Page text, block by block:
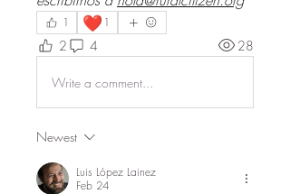
1 ❤️ 1
2 4 28
Write a comment...
Newest
Luis López Lainez
Feb 24